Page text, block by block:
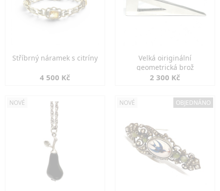
Stříbrný náramek s citríny
4 500 Kč
Velká oiriginální
geometrická brož
2 300 Kč
NOVÉ NOVÉ OBJEDNÁNO